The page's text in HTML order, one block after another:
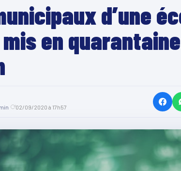
d’une
en
02/09/2020 à 17h57